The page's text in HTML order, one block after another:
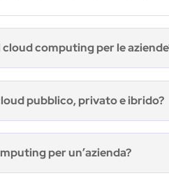
computing per le
pubblico, privato e ibrido?
per un’azienda?